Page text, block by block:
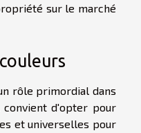
sur le marché
rôle primordial dans
d'opter pour
et universelles pour